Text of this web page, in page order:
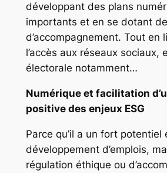
développant des plans
importants et en se dotant
d’accompagnement. Tout en
l’accès aux réseaux sociaux,
électorale notamment…
Numérique et facilitation
positive des enjeux ESG
Parce qu’il a un fort potentiel
développement d’emplois,
régulation éthique ou